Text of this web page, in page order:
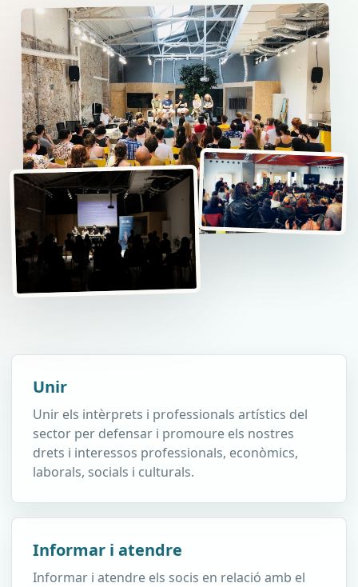
Unir
Unir els intèrprets i professionals artístics del
sector per defensar i promoure els nostres
drets i interessos professionals, econòmics,
laborals, socials i culturals.
Informar i atendre
Informar i atendre els socis en relació amb el